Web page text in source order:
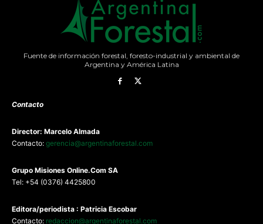
Fuente de información forestal, foresto-industrial y ambiental de
Argentina y América Latina
Contacto
Director: Marcelo Almada
Contacto: gerencia@argentinaforestal.com
Grupo Misiones Online.Com SA
Tel: +54 (0376) 4425800
Editora/periodista : Patricia Escobar
Contacto: redaccion@argentinaforestal.com